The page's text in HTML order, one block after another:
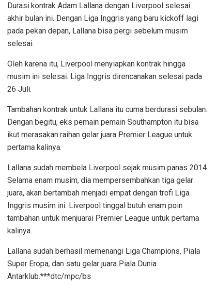
Durasi kontrak Adam Lallana dengan Liverpool selesai
akhir bulan ini. Dengan Liga Inggris yang baru kickoff lagi
pada pekan depan, Lallana bisa pergi sebelum musim
selesai.
Oleh karena itu, Liverpool menyiapkan kontrak hingga
musim ini selesai. Liga Inggris direncanakan selesai pada
26 Juli.
Tambahan kontrak untuk Lallana itu cuma berdurasi sebulan.
Dengan begitu, eks pemain pemain Southampton itu bisa
ikut merasakan raihan gelar juara Premier League untuk
pertama kalinya.
Lallana sudah membela Liverpool sejak musim panas 2014.
Selama enam musim, dia mempersembahkan tiga gelar
juara, akan bertambah menjadi empat dengan trofi Liga
Inggris musim ini. Liverpool tinggal butuh enam poin
tambahan untuk menjuarai Premier League untuk pertama
kalinya.
Lallana sudah berhasil memenangi Liga Champions, Piala
Super Eropa, dan satu gelar juara Piala Dunia
Antarklub.***dtc/mpc/bs